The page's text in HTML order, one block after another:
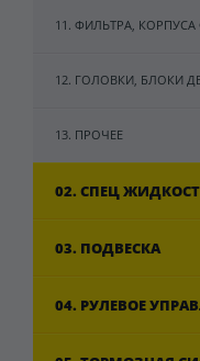
11. ФИЛЬТРА,
12. ГОЛОВКИ, БЛОКИ
13. ПРОЧЕЕ
02. СПЕЦ
03. ПОДВЕСКА
04. РУЛЕВОЕ